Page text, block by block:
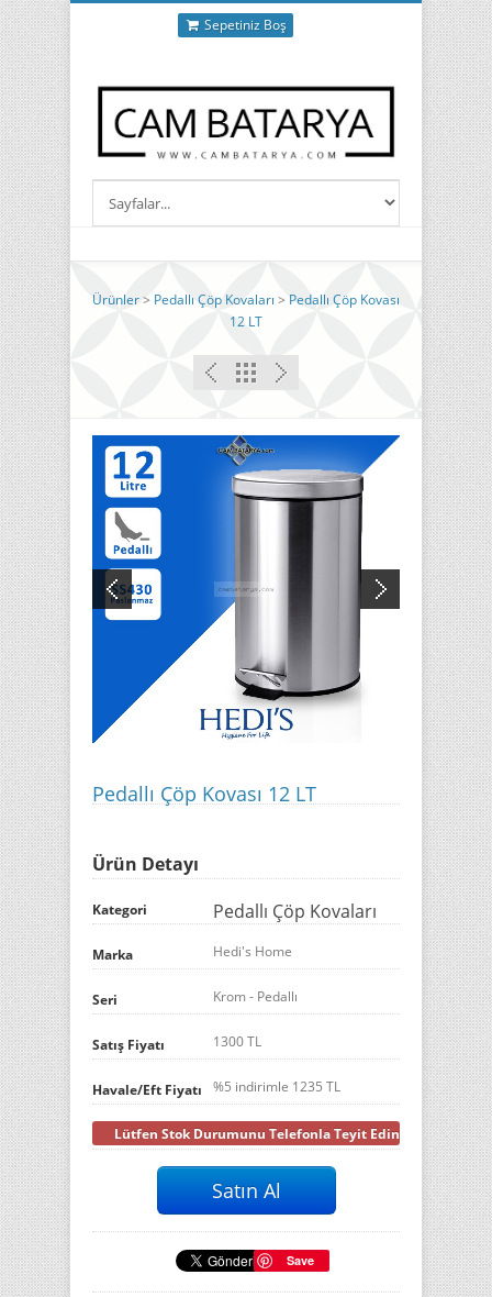
Sepetiniz Boş
Ürünler> Pedallı Çöp Kovaları > Pedallı Çöp Kovası
12 LT
Pedallı Çöp Kovası 12 LT
Ürün Detayı
Kategori Pedallı Çöp Kovaları
Marka Hedi's Home
Seri Krom - Pedallı
Satış Fiyatı 1300 TL
Havale/Eft Fiyatı %5 indirimle 1235 TL
Lütfen Stok Durumunu Telefonla Teyit Ediniz
Save